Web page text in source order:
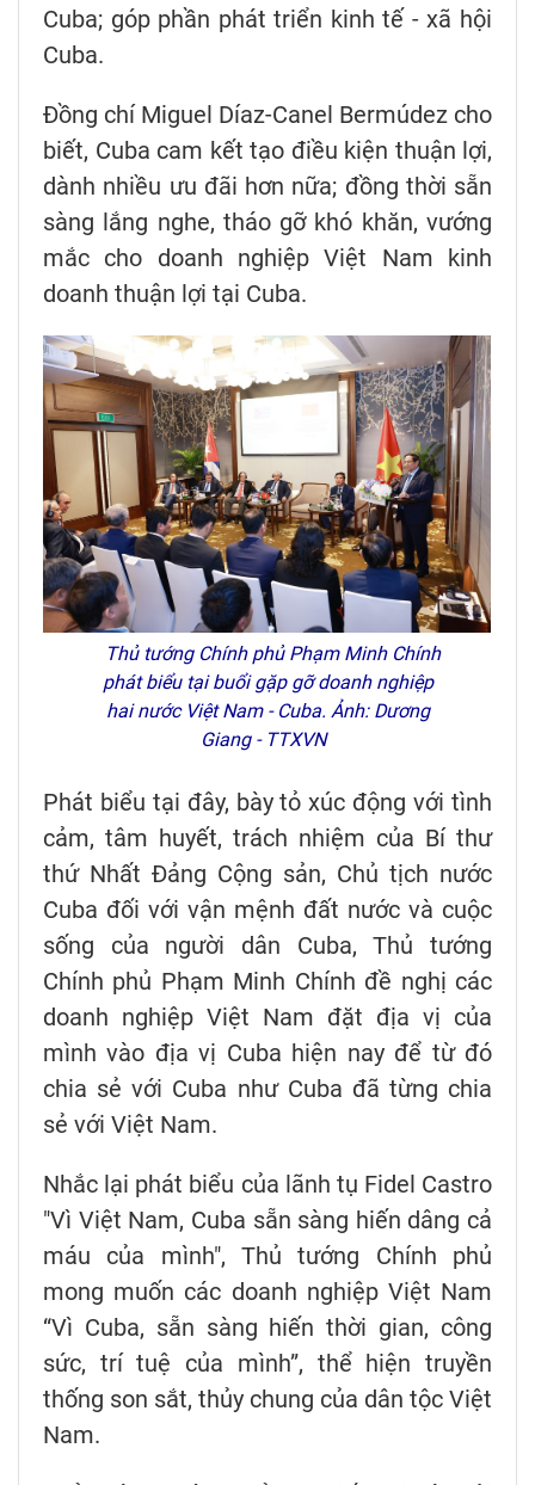
Cuba; góp phần phát triển kinh tế - xã hội
Cuba.
Đồng chí Miguel Díaz-Canel Bermúdez cho
biết, Cuba cam kết tạo điều kiện thuận lợi,
dành nhiều ưu đãi hơn nữa; đồng thời sẵn
sàng lắng nghe, tháo gỡ khó khăn, vướng
mắc cho doanh nghiệp Việt Nam kinh
doanh thuận lợi tại Cuba.
Thủ tướng Chính phủ Phạm Minh Chính
phát biểu tại buổi gặp gỡ doanh nghiệp
hai nước Việt Nam - Cuba. Ảnh: Dương
Giang - TTXVN
Phát biểu tại đây, bày tỏ xúc động với tình
cảm, tâm huyết, trách nhiệm của Bí thư
thứ Nhất Đảng Cộng sản, Chủ tịch nước
Cuba đối với vận mệnh đất nước và cuộc
sống của người dân Cuba, Thủ tướng
Chính phủ Phạm Minh Chính đề nghị các
doanh nghiệp Việt Nam đặt địa vị của
mình vào địa vị Cuba hiện nay để từ đó
chia sẻ với Cuba như Cuba đã từng chia
sẻ với Việt Nam.
Nhắc lại phát biểu của lãnh tụ Fidel Castro
"Vì Việt Nam, Cuba sẵn sàng hiến dâng cả
máu của mình", Thủ tướng Chính phủ
mong muốn các doanh nghiệp Việt Nam
“Vì Cuba, sẵn sàng hiến thời gian, công
sức, trí tuệ của mình”, thể hiện truyền
thống son sắt, thủy chung của dân tộc Việt
Nam.